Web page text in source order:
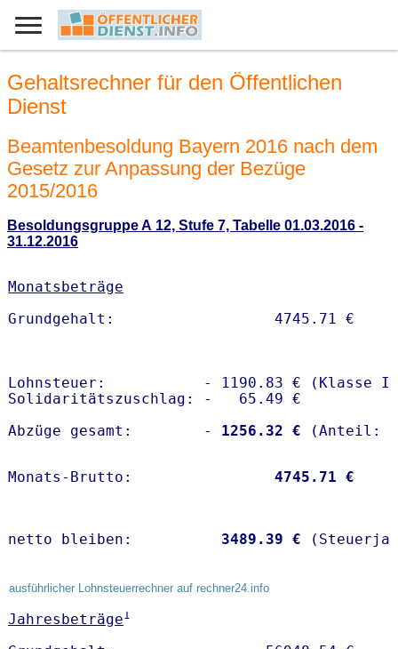
Gehaltsrechner für den Öffentlichen
Dienst
Beamtenbesoldung Bayern 2016 nach dem
Gesetz zur Anpassung der Bezüge
2015/2016
Besoldungsgruppe A 12, Stufe 7, Tabelle 01.03.2016 -
31.12.2016
Monatsbeträge
Lohnsteuer:           - 1190.83 € (Klasse I)
Solidaritätszuschlag: -   65.49 €
Abzüge gesamt:        -
1256.32 €
Monats-Brutto: 4745.71 €
netto bleiben: 3489.39 €
ausführlicher Lohnsteuerrechner auf rechner24.info
Jahresbeträge1